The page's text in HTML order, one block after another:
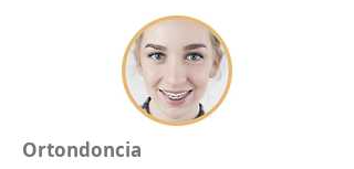
Ortondoncia